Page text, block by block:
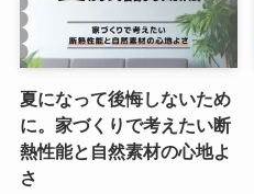
夏になって後悔しないため
に。家づくりで考えたい断
熱性能と自然素材の心地よ
さ